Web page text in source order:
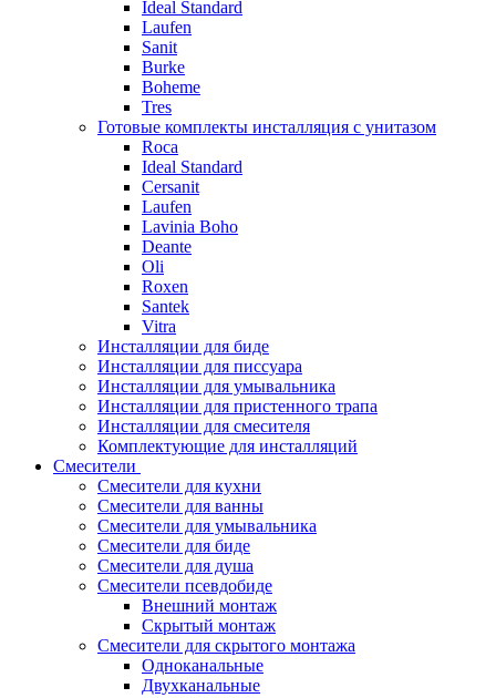
Ideal Standard
Laufen
Sanit
Burke
Boheme
Tres
Готовые комплекты инсталляция с унитазом
Roca
Ideal Standard
Cersanit
Laufen
Lavinia Boho
Deante
Oli
Roxen
Santek
Vitra
Инсталляции для биде
Инсталляции для писсуара
Инсталляции для умывальника
Инсталляции для пристенного трапа
Инсталляции для смесителя
Комплектующие для инсталляций
Смесители
Смесители для кухни
Смесители для ванны
Смесители для умывальника
Смесители для биде
Смесители для душа
Смесители псевдобиде
Внешний монтаж
Скрытый монтаж
Смесители для скрытого монтажа
Одноканальные
Двухканальные